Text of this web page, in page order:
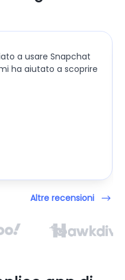
a usare Snapchat
ha aiutato a scoprire
Altre recensioni